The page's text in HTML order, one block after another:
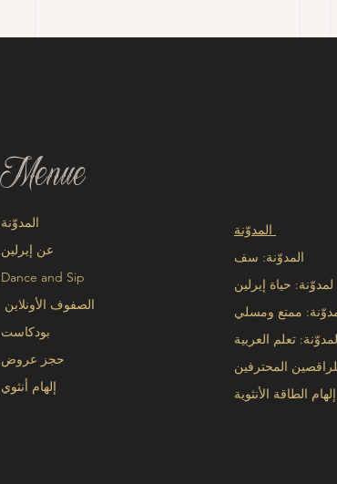
Menue
عن إيرلين
Dance and Sip
الصفوف الأونلاين
بودكاست
حجز عروض
إلهام أنثوي
المدوّنة: سف
لمدوّنة: حياة إيرلين
ممتع ومسلي
تعلم العربية
المحترفين
الطاقة الأنثوية